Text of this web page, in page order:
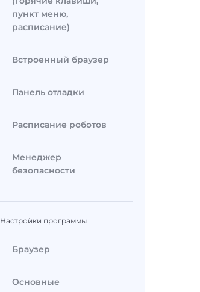
пункт меню,
расписание)
Встроенный браузер
Панель отладки
Расписание роботов
Менеджер
безопасности
Настройки программы
Браузер
Основные